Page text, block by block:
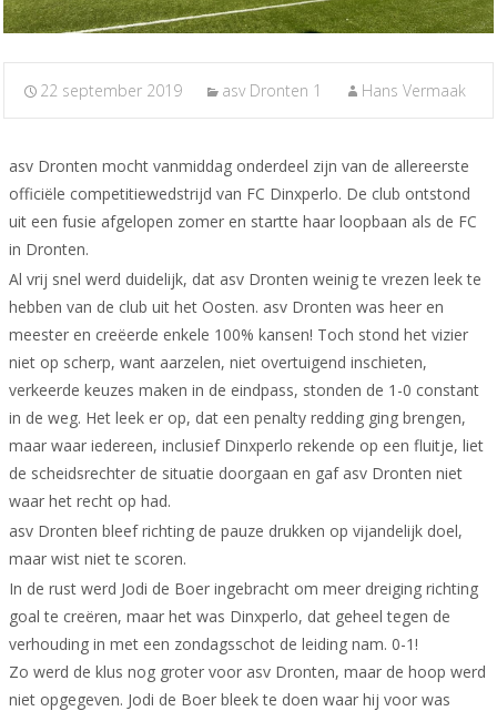
22 september 2019 asv Dronten 1 Hans Vermaak
asv Dronten mocht vanmiddag onderdeel zijn van de allereerste
officiële competitiewedstrijd van FC Dinxperlo. De club ontstond
uit een fusie afgelopen zomer en startte haar loopbaan als de FC
in Dronten.
Al vrij snel werd duidelijk, dat asv Dronten weinig te vrezen leek te
hebben van de club uit het Oosten. asv Dronten was heer en
meester en creëerde enkele 100% kansen! Toch stond het vizier
niet op scherp, want aarzelen, niet overtuigend inschieten,
verkeerde keuzes maken in de eindpass, stonden de 1-0 constant
in de weg. Het leek er op, dat een penalty redding ging brengen,
maar waar iedereen, inclusief Dinxperlo rekende op een fluitje, liet
de scheidsrechter de situatie doorgaan en gaf asv Dronten niet
waar het recht op had.
asv Dronten bleef richting de pauze drukken op vijandelijk doel,
maar wist niet te scoren.
In de rust werd Jodi de Boer ingebracht om meer dreiging richting
goal te creëren, maar het was Dinxperlo, dat geheel tegen de
verhouding in met een zondagsschot de leiding nam. 0-1!
Zo werd de klus nog groter voor asv Dronten, maar de hoop werd
niet opgegeven. Jodi de Boer bleek te doen waar hij voor was